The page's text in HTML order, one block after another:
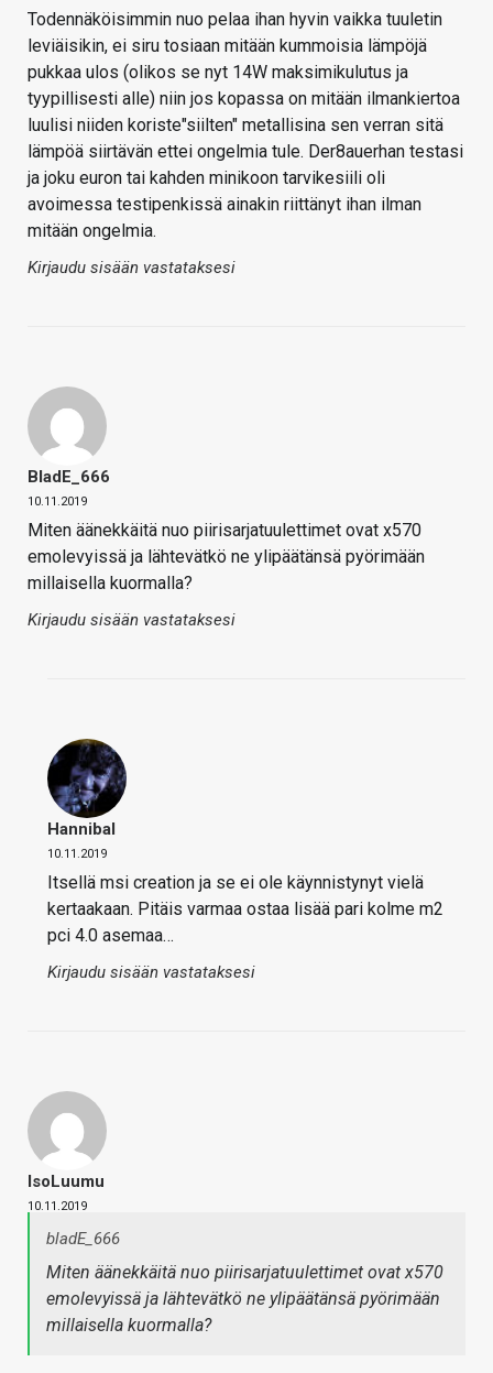
Todennäköisimmin nuo pelaa ihan hyvin vaikka tuuletin
leviäisikin, ei siru tosiaan mitään kummoisia lämpöjä
pukkaa ulos (olikos se nyt 14W maksimikulutus ja
tyypillisesti alle) niin jos kopassa on mitään ilmankiertoa
luulisi niiden koriste"siilten" metallisina sen verran sitä
lämpöä siirtävän ettei ongelmia tule. Der8auerhan testasi
ja joku euron tai kahden minikoon tarvikesiili oli
avoimessa testipenkissä ainakin riittänyt ihan ilman
mitään ongelmia.
Kirjaudu sisään vastataksesi
BladE_666
10.11.2019
Miten äänekkäitä nuo piirisarjatuulettimet ovat x570
emolevyissä ja lähtevätkö ne ylipäätänsä pyörimään
millaisella kuormalla?
Kirjaudu sisään vastataksesi
Hannibal
10.11.2019
Itsellä msi creation ja se ei ole käynnistynyt vielä
kertaakaan. Pitäis varmaa ostaa lisää pari kolme m2
pci 4.0 asemaa…
Kirjaudu sisään vastataksesi
IsoLuumu
10.11.2019
bladE_666
Miten äänekkäitä nuo piirisarjatuulettimet ovat x570
emolevyissä ja lähtevätkö ne ylipäätänsä pyörimään
millaisella kuormalla?